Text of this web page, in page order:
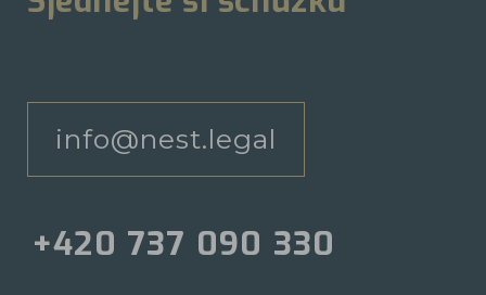
info@nest.legal
+420 737 090 330